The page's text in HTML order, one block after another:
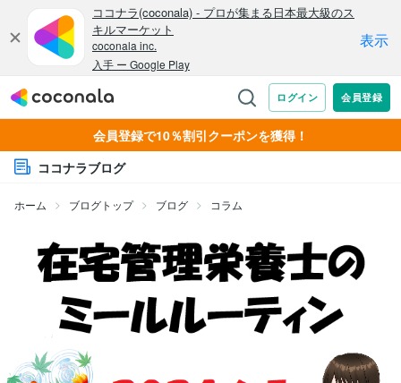
会員登録で10％割引クーポンを獲得！
ココナラブログ
ホーム ブログトップ ブログ コラム